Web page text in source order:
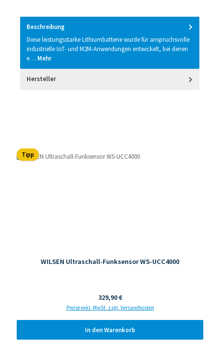
Beschreibung
Diese leistungsstarke Lithiumbatterie wurde für anspruchsvolle
industrielle IoT- und M2M-Anwendungen entwickelt, bei denen
e… Mehr
Hersteller
Tipp
WILSEN Ultraschall-Funksensor WS-UCC4000
Regulärer Preis:
329,90 €
Preise exkl. MwSt. zzgl. Versandkosten
In den Warenkorb